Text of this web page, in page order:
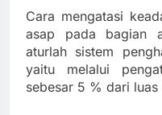
Cara mengatasi
asap pada bagian
aturlah sistem
yaitu melalui
sebesar 5 % dari luas